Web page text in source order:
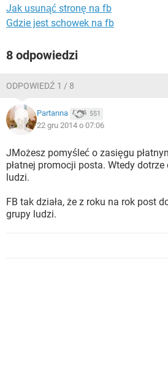
Jak usunąć stronę na fb
Gdzie jest schowek na fb
8 odpowiedzi
ODPOWIEDŹ 1 / 8
Partanna 551
22 gru 2014 o 07:06
JMożesz pomyśleć o zasięgu
płatnej promocji posta. Wtedy
ludzi.
FB tak działa, że z roku na rok post
grupy ludzi.